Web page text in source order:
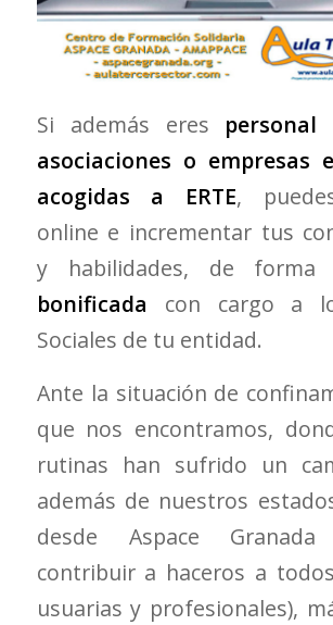
Si además eres
asociaciones o empresas
acogidas a ERTE,
online e incrementar tus
y habilidades, de forma
bonificada con cargo a
Sociales de tu entidad.
Ante la situación de
que nos encontramos,
rutinas han sufrido un
además de nuestros
desde Aspace Granada
contribuir a haceros a
usuarias y profesionales),